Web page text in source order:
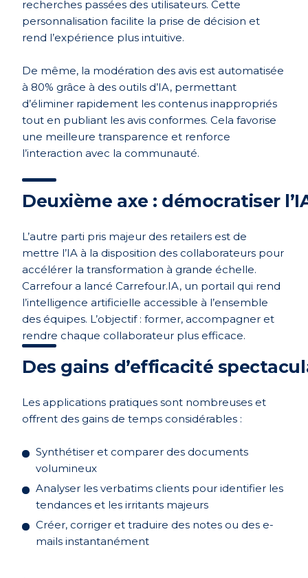
recherches passées des utilisateurs. Cette
personnalisation facilite la prise de décision et
rend l’expérience plus intuitive.
De même, la modération des avis est automatisée
à 80% grâce à des outils d’IA, permettant
d’éliminer rapidement les contenus inappropriés
tout en publiant les avis conformes. Cela favorise
une meilleure transparence et renforce
l’interaction avec la communauté.
Deuxième axe : démocratiser
L’autre parti pris majeur des retailers est de
mettre l’IA à la disposition des collaborateurs pour
accélérer la transformation à grande échelle.
Carrefour a lancé Carrefour.IA, un portail qui rend
l’intelligence artificielle accessible à l’ensemble
des équipes. L’objectif : former, accompagner et
rendre chaque collaborateur plus efficace.
Des gains d’efficacité
Les applications pratiques sont nombreuses et
offrent des gains de temps considérables :
Synthétiser et comparer des documents
volumineux
Analyser les verbatims clients pour identifier les
tendances et les irritants majeurs
Créer, corriger et traduire des notes ou des e-
mails instantanément